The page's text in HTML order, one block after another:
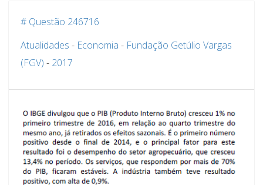
# Questão 246716
Atualidades - Economia - Fundação Getúlio Vargas
(FGV) - 2017